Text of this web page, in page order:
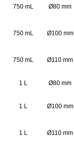
750 mL Ø80 mm
750 mL Ø100 mm
750 mL Ø110 mm
1 L Ø80 mm
1 L Ø100 mm
1 L Ø110 mm